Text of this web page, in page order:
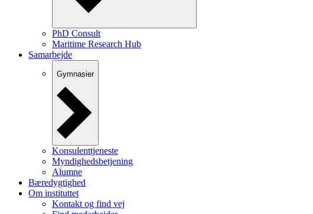
PhD Consult
Maritime Research Hub
Samarbejde
Gymnasier
Konsulenttjeneste
Myndighedsbetjening
Alumne
Bæredygtighed
Om instituttet
Kontakt og find vej